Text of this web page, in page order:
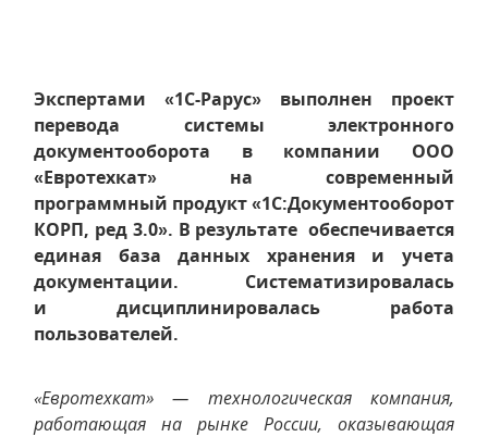
Экспертами «1С-Рарус» выполнен проект
перевода системы электронного
документооборота в компании ООО
«Евротехкат» на современный
программный продукт «1С:Документооборот
КОРП, ред 3.0». В результате обеспечивается
единая база данных хранения и учета
документации. Систематизировалась
и дисциплинировалась работа
пользователей.
«Евротехкат» — технологическая компания,
работающая на рынке России, оказывающая